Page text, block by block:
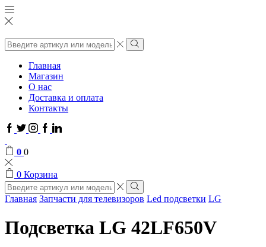
Поиск
ввода
Поиск
Главная
Магазин
О нас
Доставка и оплата
Контакты
Facebook
TwitterInstagram
GoogleLinkedin
0 0
0 Корзина
Поиск
ввода
Поиск
Главная Запчасти для телевизоров Led подсветки LG
Подсветка LG 42LF650V